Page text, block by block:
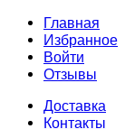
Главная
Избранное
Войти
Отзывы
Доставка
Контакты